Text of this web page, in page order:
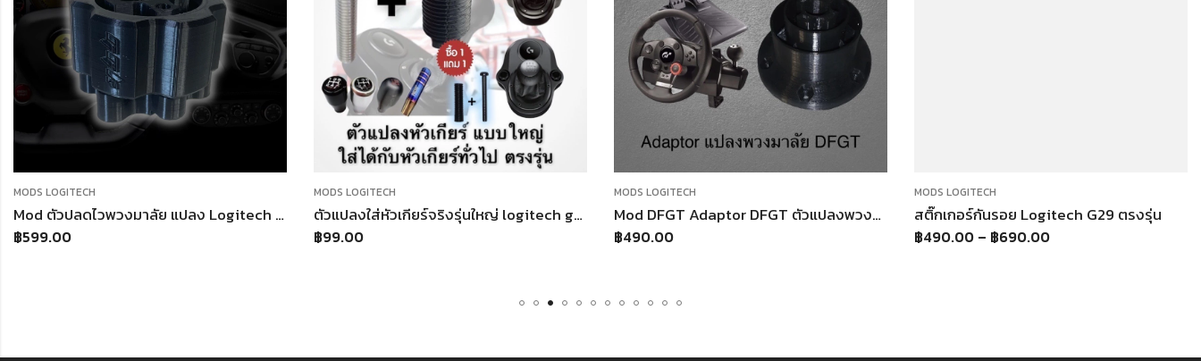
MODS LOGITECH
Mod ตัวปลดไวพวงมาลัย แปลง Logitech G29 เป็น T300 Thrustmaster
฿599.00
MODS LOGITECH
ตัวแปลงใส่หัวเกียร์จริงรุ่นใหญ่ logitech g25 g27 g29 g920
฿99.00
MODS LOGITECH
Mod DFGT Adaptor DFGT ตัวแปลงพวงมาลัย DFGT Logitech DFGT Thrustmaster T150 T300
฿490.00
MODS LOGITECH
สติ๊กเกอร์กันรอย Logitech G29 ตรงรุ่น
฿490.00 – ฿690.00